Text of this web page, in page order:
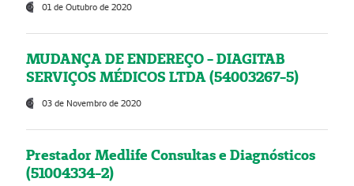
01 de Outubro de 2020
MUDANÇA DE ENDEREÇO - DIAGITAB
SERVIÇOS MÉDICOS LTDA (54003267-5)
03 de Novembro de 2020
Prestador Medlife Consultas e Diagnósticos
(51004334-2)